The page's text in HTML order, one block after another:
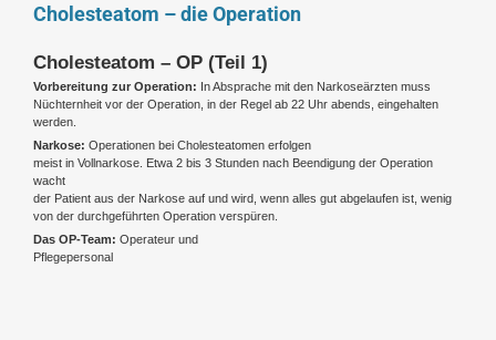
Cholesteatom – die Operation
Cholesteatom – OP (Teil 1)
Vorbereitung zur Operation: In Absprache mit den Narkoseärzten muss
Nüchternheit vor der Operation, in der Regel ab 22 Uhr abends, eingehalten
werden.
Narkose: Operationen bei Cholesteatomen erfolgen
meist in Vollnarkose. Etwa 2 bis 3 Stunden nach Beendigung der Operation
wacht
der Patient aus der Narkose auf und wird, wenn alles gut abgelaufen ist, wenig
von der durchgeführten Operation verspüren.
Das OP-Team: Operateur und
Pflegepersonal